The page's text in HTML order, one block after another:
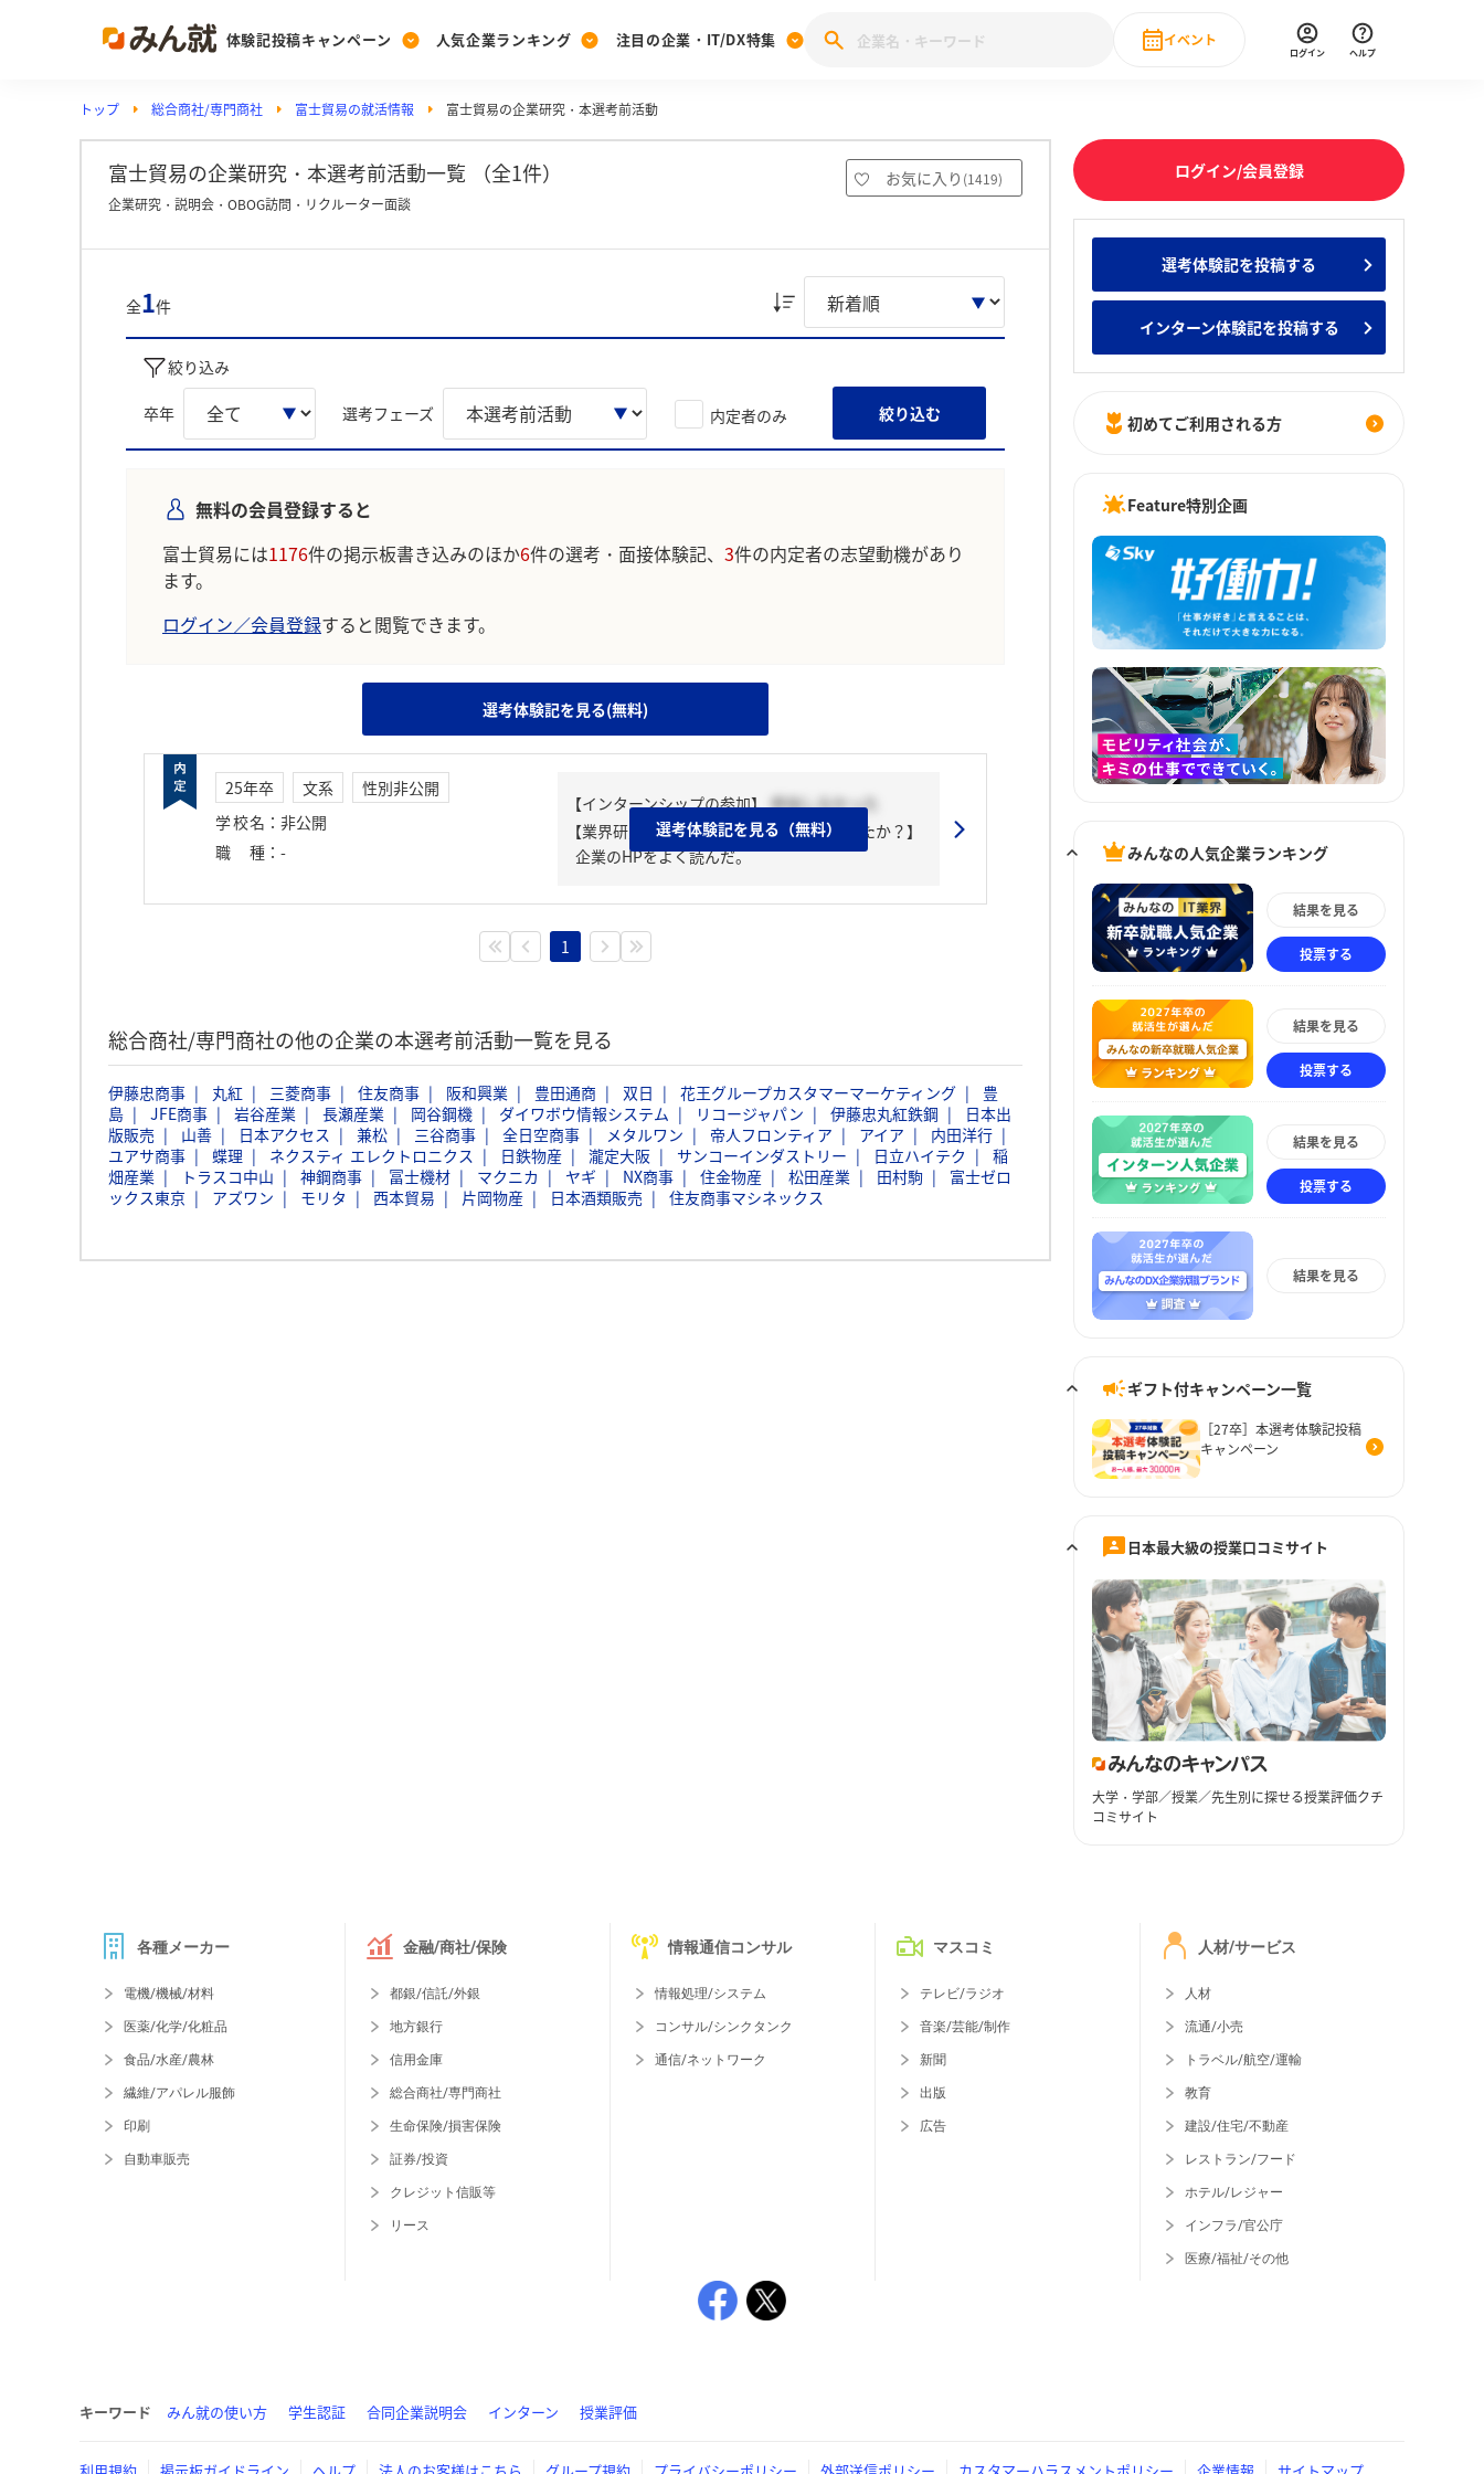
体験記投稿キャンペーン
Post
投稿する
[27卒] 本選考体験記投稿キャンペーン
人気企業ランキング
Ranking
ランキングを見る
Vote みんなの新卒就職人気企業ランキング みんなのインターン人気企業ランキ
注目の企業・IT/DX特集
PickUp
注目の企業特集
28卒 IT・DX現場社員インタビュー
イベント
直近のイベント一覧
ログイン ヘルプ
トップ 総合商社/専門商社 富士貿易の就活情報 富士貿易の企業研究・本選考前活動
富士貿易の企業研究・本選考前活動一覧 （全1件） お気に入り (1419)
企業研究・説明会・OBOG訪問・リクルーター面談
全1件
絞り込み
卒年 選考フェーズ 内定者のみ 絞り込む
無料の会員登録すると
富士貿易には1176件の掲示板書き込みのほか6件の選考・面接体験記、 3件の内定者の志望動機があり
ます。
ログイン／会員登録すると閲覧できます。
選考体験記を見る(無料)
25年卒 文系
性別非公開
学校名 ： 非公開
職種 ： -
【インターンシップの参加】 参加しなかった
【業界研究・企業研究はどんな風にしましたか？】
企業のHPをよく読んだ。
選考体験記を見る（無料）
1
総合商社/専門商社の他の企業の本選考前活動一覧を見る
伊藤忠商事 丸紅 三菱商事 住友商事 阪和興業 豊田通商 双日 花王グループカスタマーマーケティング
豊
島
JFE商事 岩谷産業 長瀬産業 岡谷鋼機 ダイワボウ情報システム リコージャパン 伊藤忠丸紅鉄鋼
日本出
版販売
山善 日本アクセス 兼松 三谷商事 全日空商事 メタルワン 帝人フロンティア アイア
内田洋行
ユアサ商事
蝶理 ネクスティ エレクトロニクス 日鉄物産 瀧定大阪 サンコーインダストリー 日立ハイテク
稲
畑産業
トラスコ中山 神鋼商事 冨士機材 マクニカ ヤギ NX商事 住金物産 松田産業 田村駒
富士ゼロ
ックス東京
アズワン モリタ 西本貿易 片岡物産 日本酒類販売 住友商事マシネックス
ログイン/会員登録
選考体験記を投稿する
インターン体験記を投稿する
初めてご利用される方
Feature特別企画
みんなの人気企業ランキング
結果を見る
投票する
結果を見る
投票する
結果を見る
投票する
結果を見る
ギフト付キャンペーン一覧
［27卒］本選考体験記投稿
キャンペーン
日本最大級の授業口コミサイト
大学・学部／授業／先生別に探せる授業評価クチ
コミサイト
各種メーカー
電機/機械/材料
医薬/化学/化粧品
食品/水産/農林
繊維/アパレル服飾
印刷
自動車販売
金融/商社/保険
都銀/信託/外銀
地方銀行
信用金庫
総合商社/専門商社
生命保険/損害保険
証券/投資
クレジット信販等
リース
情報通信コンサル
情報処理/システム
コンサル/シンクタンク
通信/ネットワーク
マスコミ
テレビ/ラジオ
音楽/芸能/制作
新聞
出版
広告
人材/サービス
人材
流通/小売
トラベル/航空/運輸
教育
建設/住宅/不動産
レストラン/フード
ホテル/レジャー
インフラ/官公庁
医療/福祉/その他
キーワード みん就の使い方 学生認証 合同企業説明会 インターン 授業評価